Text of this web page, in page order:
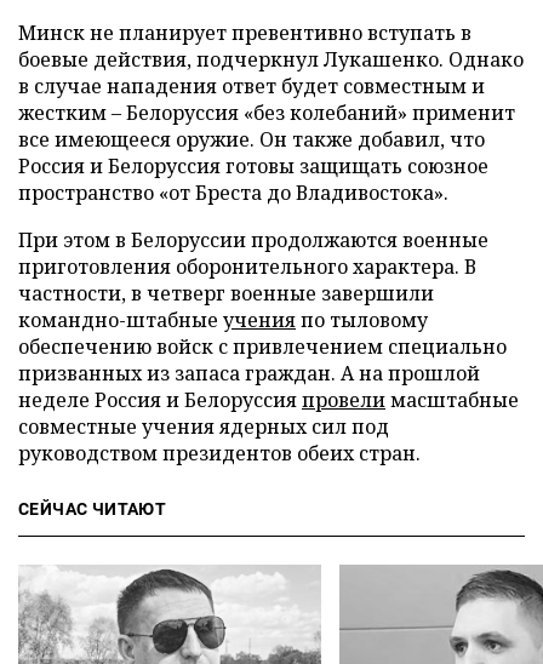
Минск не планирует превентивно вступать в
боевые действия, подчеркнул Лукашенко. Однако
в случае нападения ответ будет совместным и
жестким – Белоруссия «без колебаний» применит
все имеющееся оружие. Он также добавил, что
Россия и Белоруссия готовы защищать союзное
пространство «от Бреста до Владивостока».
При этом в Белоруссии продолжаются военные
приготовления оборонительного характера. В
частности, в четверг военные завершили
командно-штабные ученияпо тыловому
обеспечению войск с привлечением специально
призванных из запаса граждан. А на прошлой
неделе Россия и Белоруссияпровелимасштабные
совместные учения ядерных сил под
руководством президентов обеих стран.
СЕЙЧАС ЧИТАЮТ